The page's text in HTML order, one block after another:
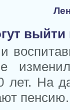
выйти
лет. На
пенсию.